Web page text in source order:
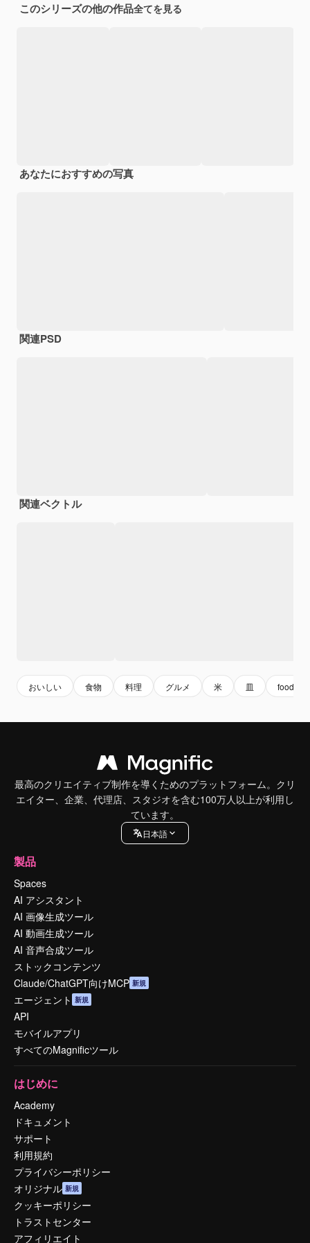
このシリーズの他の作品全てを見る
あなたにおすすめの写真
関連PSD
関連ベクトル
おいしい 食物 料理 グルメ 米 皿 food
最高のクリエイティブ制作を導くためのプラットフォーム。クリ
エイター、企業、代理店、スタジオを含む100万人以上が利用し
ています。
日本語
製品
Spaces
AI アシスタント
AI 画像生成ツール
AI 動画生成ツール
AI 音声合成ツール
ストックコンテンツ
Claude/ChatGPT向けMCP 新規
エージェント 新規
API
モバイルアプリ
すべてのMagnificツール
はじめに
Academy
ドキュメント
サポート
利用規約
プライバシーポリシー
オリジナル 新規
クッキーポリシー
トラストセンター
アフィリエイト